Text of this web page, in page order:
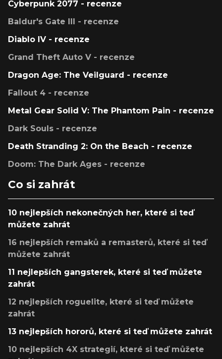
Cyberpunk 2077 - recenze
Baldur's Gate III - recenze
Diablo IV - recenze
Grand Theft Auto V - recenze
Dragon Age: The Veilguard - recenze
Fallout 4 - recenze
Metal Gear Solid V: The Phantom Pain - recenze
Dark Souls - recenze
Death Stranding 2: On the Beach - recenze
Doom: The Dark Ages - recenze
Co si zahrát
10 nejlepších nekonečných her, které si teď
můžete zahrát
16 nejlepších remaků a remasterů, které si teď
můžete zahrát
11 nejlepších gangsterek, které si teď můžete
zahrát
12 nejlepších roguelite, které si teď můžete
zahrát
13 nejlepších hororů, které si teď můžete zahrát
10 nejlepších 4X strategií, které si teď můžete